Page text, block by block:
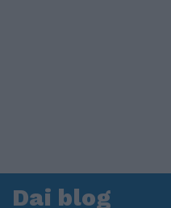
Dai blog